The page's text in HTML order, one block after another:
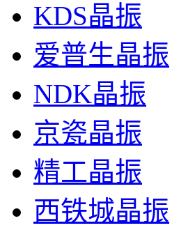
KDS晶振
爱普生晶振
NDK晶振
京瓷晶振
精工晶振
西铁城晶振